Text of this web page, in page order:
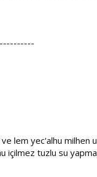
lem yec'alhu milhen
içilmez tuzlu su